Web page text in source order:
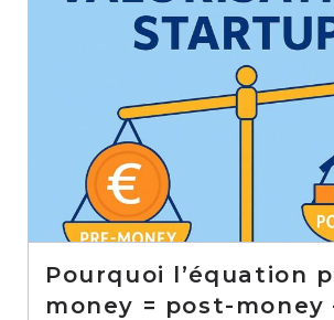
Pourquoi l’équation
money = post-money